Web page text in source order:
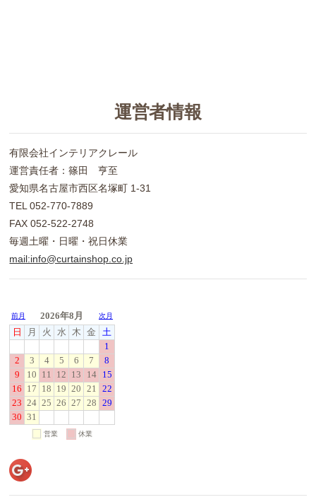
運営者情報
有限会社インテリアクレール
運営責任者：篠田 亨至
愛知県名古屋市西区名塚町 1-31
TEL 052-770-7889
FAX 052-522-2748
毎週土曜・日曜・祝日休業
mail:info@curtainshop.co.jp